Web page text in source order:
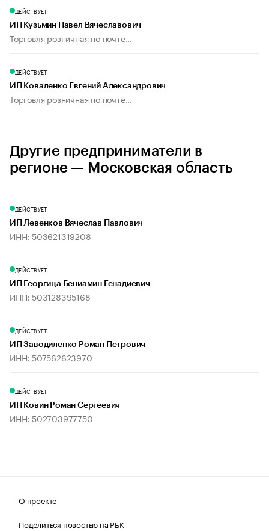
ДЕЙСТВУЕТ
ИП Кузьмин Павел Вячеславович
Торговля розничная по почте...
ДЕЙСТВУЕТ
ИП Коваленко Евгений Александрович
Торговля розничная по почте...
Другие предприниматели в
регионе — Московская область
ДЕЙСТВУЕТ
ИП Левенков Вячеслав Павлович
ИНН: 503621319208
ДЕЙСТВУЕТ
ИП Георгица Бениамин Генадиевич
ИНН: 503128395168
ДЕЙСТВУЕТ
ИП Заводиленко Роман Петрович
ИНН: 507562623970
ДЕЙСТВУЕТ
ИП Ковин Роман Сергеевич
ИНН: 502703977750
О проекте
Поделиться новостью на РБК